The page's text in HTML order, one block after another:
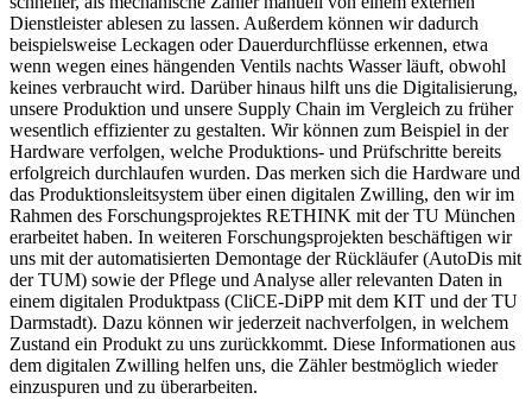
Dienstleister ablesen zu lassen. Außerdem können wir dadurch
beispielsweise Leckagen oder Dauerdurchflüsse erkennen, etwa
wenn wegen eines hängenden Ventils nachts Wasser läuft, obwohl
keines verbraucht wird. Darüber hinaus hilft uns die Digitalisierung,
unsere Produktion und unsere Supply Chain im Vergleich zu früher
wesentlich effizienter zu gestalten. Wir können zum Beispiel in der
Hardware verfolgen, welche Produktions- und Prüfschritte bereits
erfolgreich durchlaufen wurden. Das merken sich die Hardware und
das Produktionsleitsystem über einen digitalen Zwilling, den wir im
Rahmen des Forschungsprojektes RETHINK mit der TU München
erarbeitet haben. In weiteren Forschungsprojekten beschäftigen wir
uns mit der automatisierten Demontage der Rückläufer (AutoDis mit
der TUM) sowie der Pflege und Analyse aller relevanten Daten in
einem digitalen Produktpass (CliCE-DiPP mit dem KIT und der TU
Darmstadt). Dazu können wir jederzeit nachverfolgen, in welchem
Zustand ein Produkt zu uns zurückkommt. Diese Informationen aus
dem digitalen Zwilling helfen uns, die Zähler bestmöglich wieder
einzuspuren und zu überarbeiten.